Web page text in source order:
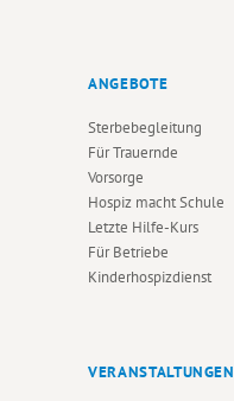
ANGEBOTE
Sterbebegleitung
Für Trauernde
Vorsorge
Hospiz macht Schule
Letzte Hilfe-Kurs
Für Betriebe
Kinderhospizdienst
VERANSTALTUNGEN